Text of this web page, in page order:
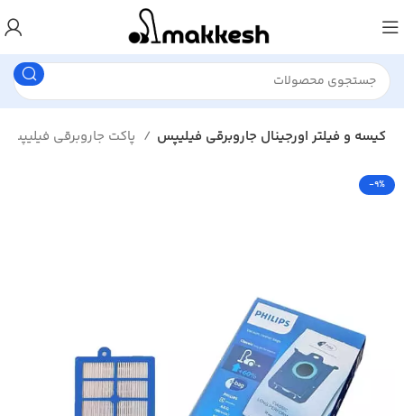
کیسه و فیلتر اورجینال جاروبرقی فیلیپس
-9%